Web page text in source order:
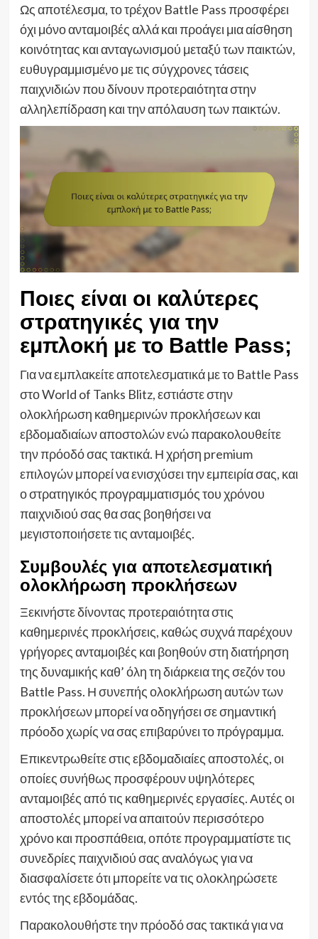
Ως αποτέλεσμα, το τρέχον Battle Pass προσφέρει
όχι μόνο ανταμοιβές αλλά και προάγει μια αίσθηση
κοινότητας και ανταγωνισμού μεταξύ των παικτών,
ευθυγραμμισμένο με τις σύγχρονες τάσεις
παιχνιδιών που δίνουν προτεραιότητα στην
αλληλεπίδραση και την απόλαυση των παικτών.
Ποιες είναι οι καλύτερες
στρατηγικές για την
εμπλοκή με το Battle Pass;
Για να εμπλακείτε αποτελεσματικά με το Battle Pass
στο World of Tanks Blitz, εστιάστε στην
ολοκλήρωση καθημερινών προκλήσεων και
εβδομαδιαίων αποστολών ενώ παρακολουθείτε
την πρόοδό σας τακτικά. Η χρήση premium
επιλογών μπορεί να ενισχύσει την εμπειρία σας, και
ο στρατηγικός προγραμματισμός του χρόνου
παιχνιδιού σας θα σας βοηθήσει να
μεγιστοποιήσετε τις ανταμοιβές.
Συμβουλές για αποτελεσματική
ολοκλήρωση προκλήσεων
Ξεκινήστε δίνοντας προτεραιότητα στις
καθημερινές προκλήσεις, καθώς συχνά παρέχουν
γρήγορες ανταμοιβές και βοηθούν στη διατήρηση
της δυναμικής καθ’ όλη τη διάρκεια της σεζόν του
Battle Pass. Η συνεπής ολοκλήρωση αυτών των
προκλήσεων μπορεί να οδηγήσει σε σημαντική
πρόοδο χωρίς να σας επιβαρύνει το πρόγραμμα.
Επικεντρωθείτε στις εβδομαδιαίες αποστολές, οι
οποίες συνήθως προσφέρουν υψηλότερες
ανταμοιβές από τις καθημερινές εργασίες. Αυτές οι
αποστολές μπορεί να απαιτούν περισσότερο
χρόνο και προσπάθεια, οπότε προγραμματίστε τις
συνεδρίες παιχνιδιού σας αναλόγως για να
διασφαλίσετε ότι μπορείτε να τις ολοκληρώσετε
εντός της εβδομάδας.
Παρακολουθήστε την πρόοδό σας τακτικά για να